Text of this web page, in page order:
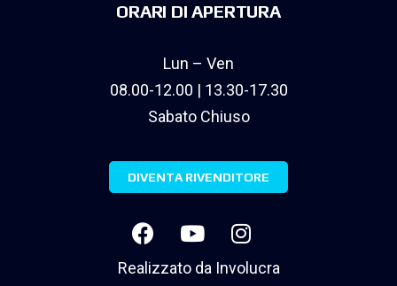
ORARI DI APERTURA
Lun – Ven
08.00-12.00 | 13.30-17.30
Sabato Chiuso
DIVENTA RIVENDITORE
Realizzato da Involucra